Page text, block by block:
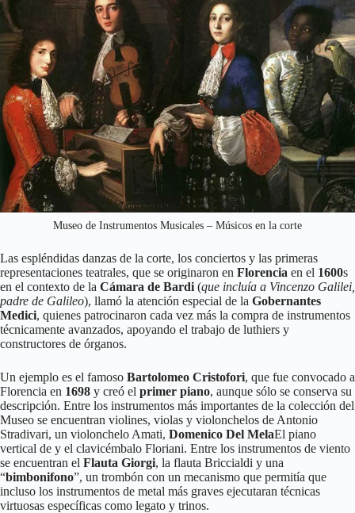
Museo de Instrumentos Musicales – Músicos en la corte
Las espléndidas danzas de la corte, los conciertos y las primeras
representaciones teatrales, que se originaron en Florencia en el 1600s
en el contexto de la Cámara de Bardi (que incluía a Vincenzo Galilei,
padre de Galileo), llamó la atención especial de la Gobernantes
Medici, quienes patrocinaron cada vez más la compra de instrumentos
técnicamente avanzados, apoyando el trabajo de luthiers y
constructores de órganos.
Un ejemplo es el famoso Bartolomeo Cristofori, que fue convocado a
Florencia en 1698 y creó el primer piano, aunque sólo se conserva su
descripción. Entre los instrumentos más importantes de la colección del
Museo se encuentran violines, violas y violonchelos de Antonio
Stradivari, un violonchelo Amati, Domenico Del MelaEl piano
vertical de y el clavicémbalo Floriani. Entre los instrumentos de viento
se encuentran el Flauta Giorgi, la flauta Briccialdi y una
“bimbonifono”, un trombón con un mecanismo que permitía que
incluso los instrumentos de metal más graves ejecutaran técnicas
virtuosas específicas como legato y trinos.